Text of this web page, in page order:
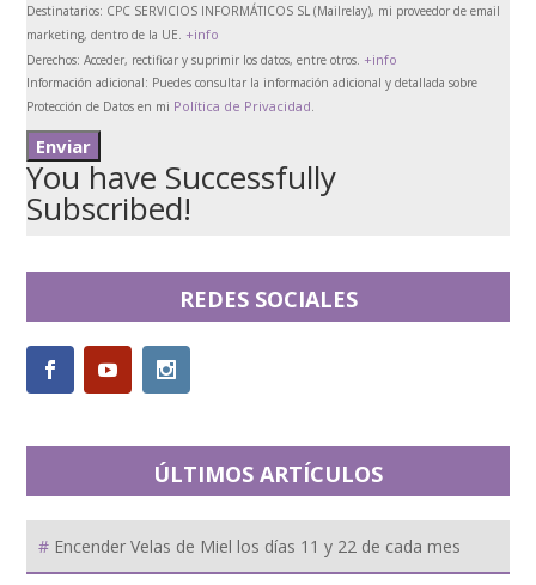
Destinatarios: CPC SERVICIOS INFORMÁTICOS SL (Mailrelay), mi proveedor de email
marketing, dentro de la UE. +info
Derechos: Acceder, rectificar y suprimir los datos, entre otros. +info
Información adicional: Puedes consultar la información adicional y detallada sobre
Protección de Datos en mi Política de Privacidad
You have Successfully
Subscribed!
REDES SOCIALES
ÚLTIMOS ARTÍCULOS
Encender Velas de Miel los días 11 y 22 de cada mes